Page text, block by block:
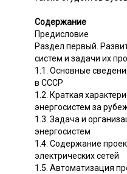
Содержание
Предисловие
Раздел первый.
систем и задачи их
1.1. Основные
в СССР
1.2. Краткая
энергосистем за
1.3. Задача и
энергосистем
1.4. Содержание
электрических сетей
1.5. Автоматизация